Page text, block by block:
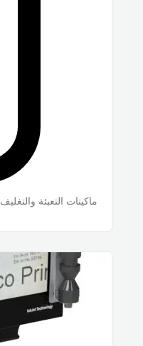
ماكينات التعبئة والتغليف